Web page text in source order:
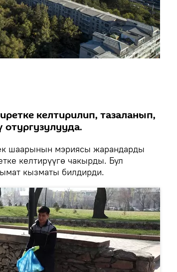
келтирилип, тазаланып,
шаарынын мэриясы жарандарды
келтирүүгө чакырды. Бул
кызматы билдирди.